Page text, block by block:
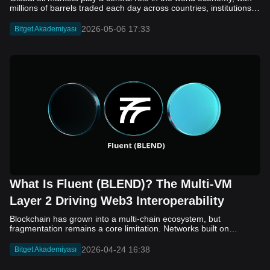
Bitget Akademiyası 2026-05-06 17:33
What Is Fluent (BLEND)? The Multi-VM
Layer 2 Driving Web3 Interoperability
Blockchain has grown into a multi-chain ecosystem, but
fragmentation remains a core limitation. Networks built on
struggle to communicate efficiently. While bridges and cross-
chain solutions have improved connectivity, they often introduce
Bitget Akademiyası 2026-04-24 16:38